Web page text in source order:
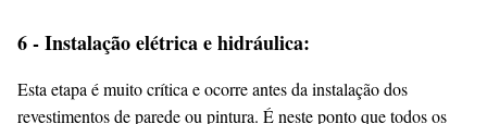
6 - Instalação elétrica e hidráulica:
Esta etapa é muito crítica e ocorre antes da instalação dos
revestimentos de parede ou pintura. É neste ponto que todos os